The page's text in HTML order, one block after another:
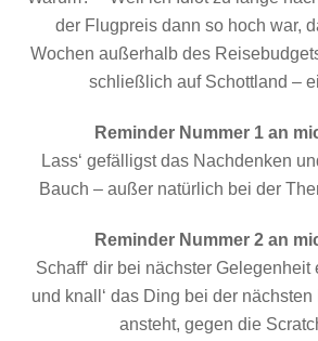
der Flugpreis dann so hoch war,
Wochen außerhalb des
schließlich auf Schottland –
Reminder Nummer 1 an
Lass‘ gefälligst das Nachdenken
Bauch – außer natürlich bei der
Reminder Nummer 2 an
Schaff‘ dir bei nächster
und knall‘ das Ding bei der
ansteht, gegen die